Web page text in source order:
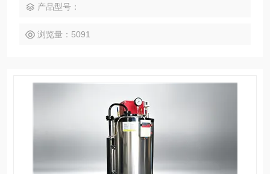
成自动压力控制、火焰检测、缺水保护、自动报警等智能控制
产品型号：
浏览量：5091